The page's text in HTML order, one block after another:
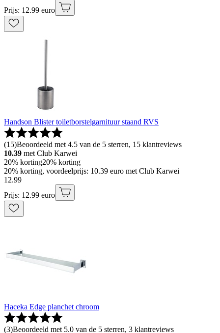
Prijs: 12.99 euro
Handson Blister toiletborstelgarnituur staand RVS
(15)Beoordeeld met 4.5 van de 5 sterren, 15 klantreviews
10.39 met Club Karwei
20% korting20% korting
20% korting, voordeelprijs: 10.39 euro met Club Karwei
12.99
Prijs: 12.99 euro
Haceka Edge planchet chroom
(3)Beoordeeld met 5.0 van de 5 sterren, 3 klantreviews